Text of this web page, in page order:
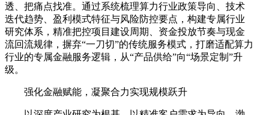
透、把痛点找准。通过系统梳理算力行业政策导向、技术
迭代趋势、盈利模式特征与风险防控要点，构建专属行业
研究体系，精准把控项目建设周期、资金投放节奏与现金
流回流规律，摒弃“一刀切”的传统服务模式，打磨适配算力
行业的专属金融服务逻辑，从“产品供给”向“场景定制”升
级。
强化金融赋能，凝聚合力实现规模跃升